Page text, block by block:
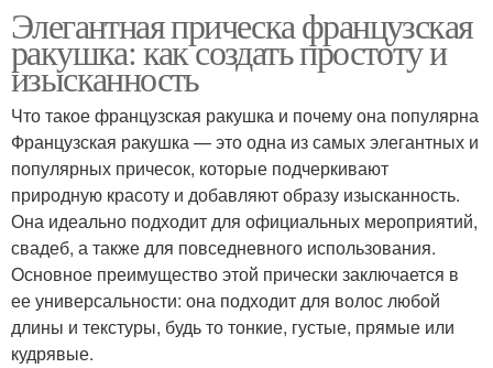
Элегантная прическа французская
ракушка: как создать простоту и
изысканность
Что такое французская ракушка и почему она популярна
Французская ракушка — это одна из самых элегантных и
популярных причесок, которые подчеркивают
природную красоту и добавляют образу изысканность.
Она идеально подходит для официальных мероприятий,
свадеб, а также для повседневного использования.
Основное преимущество этой прически заключается в
ее универсальности: она подходит для волос любой
длины и текстуры, будь то тонкие, густые, прямые или
кудрявые.